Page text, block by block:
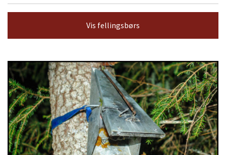
Vis fellingsbørs